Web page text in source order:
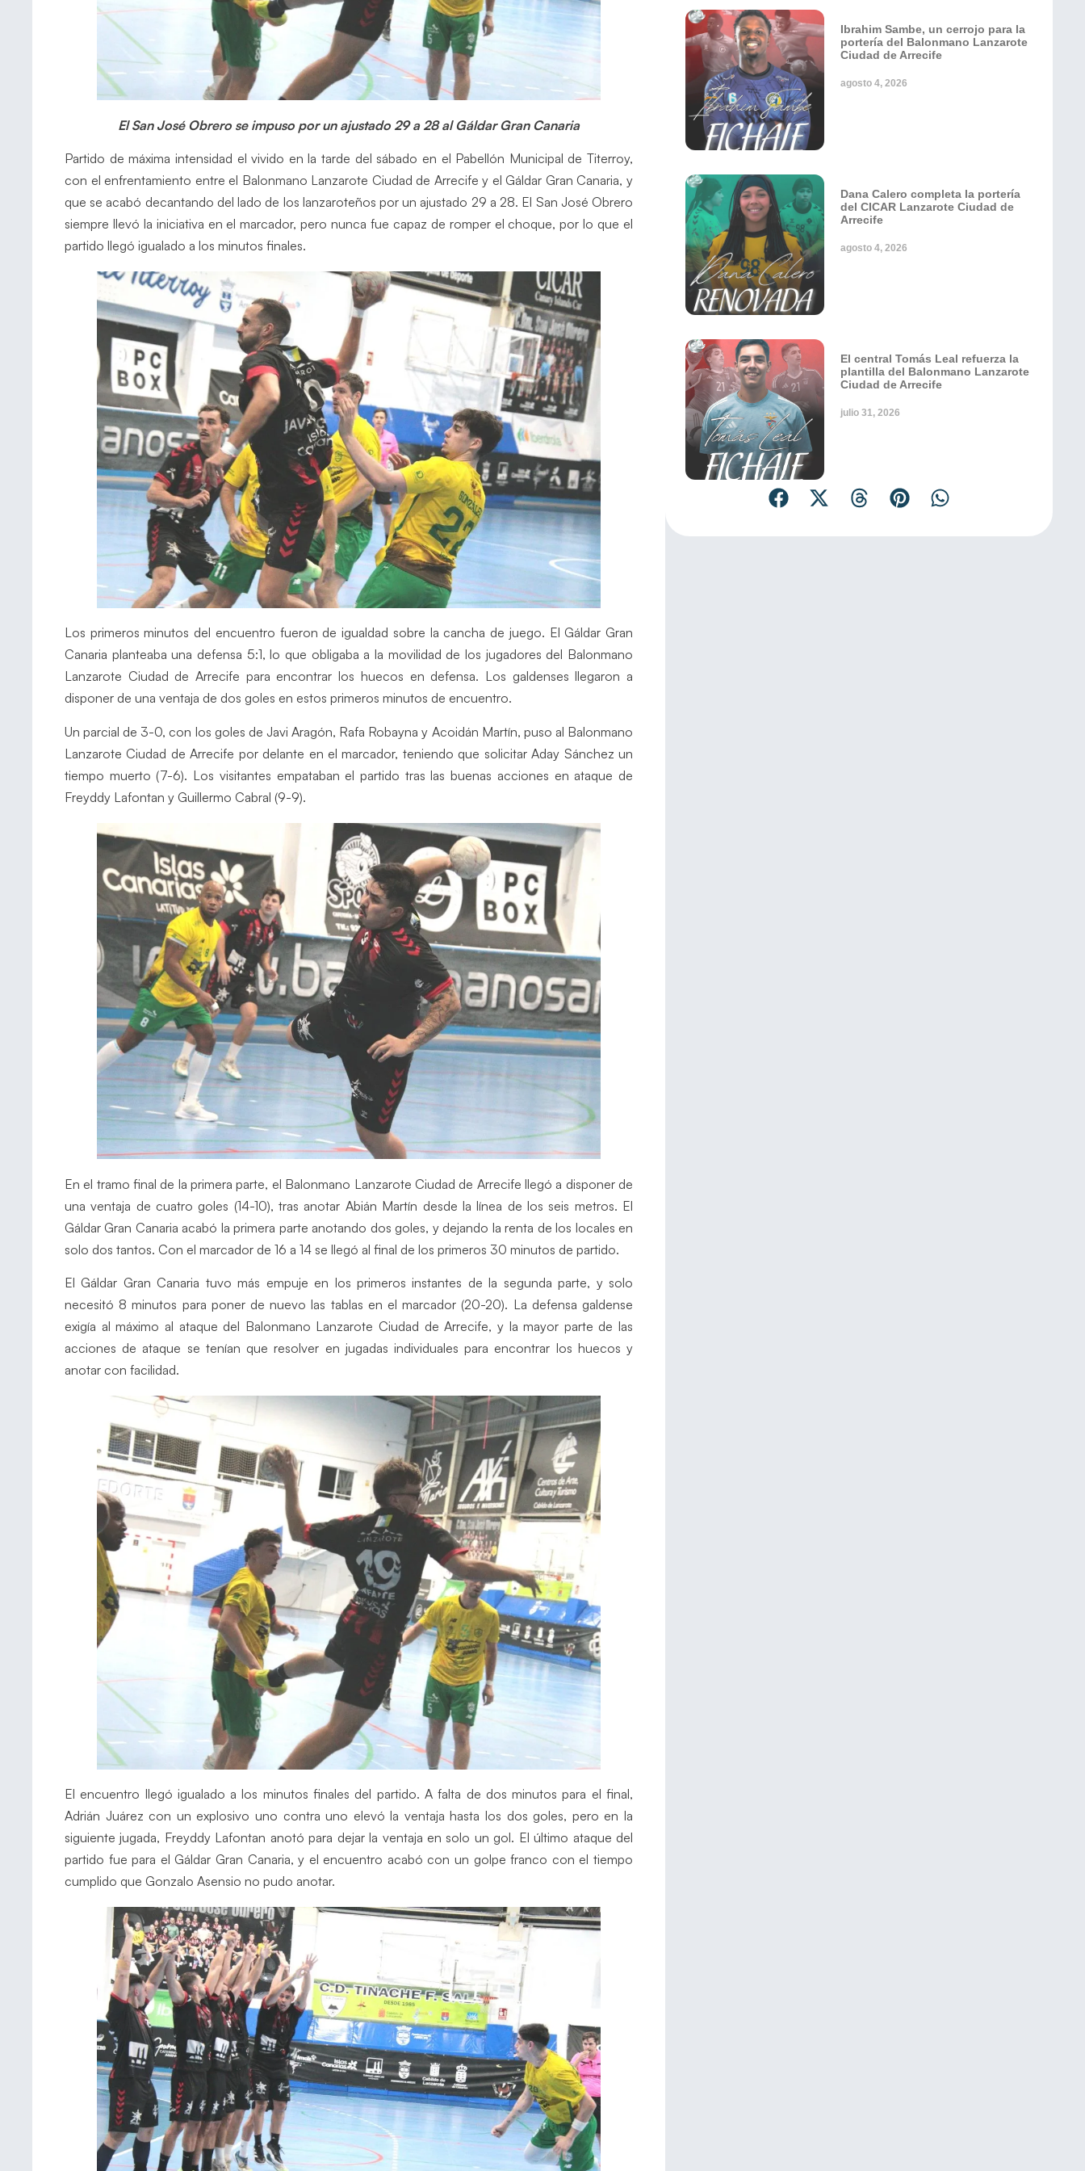
El San José Obrero se impuso por un ajustado 29 a 28 al Gáldar Gran Canaria
Partido de máxima intensidad el vivido en la tarde del sábado en el Pabellón Municipal de Titerroy,
con el enfrentamiento entre el Balonmano Lanzarote Ciudad de Arrecife y el Gáldar Gran Canaria, y
que se acabó decantando del lado de los lanzaroteños por un ajustado 29 a 28. El San José Obrero
siempre llevó la iniciativa en el marcador, pero nunca fue capaz de romper el choque, por lo que el
partido llegó igualado a los minutos finales.
Los primeros minutos del encuentro fueron de igualdad sobre la cancha de juego. El Gáldar Gran
Canaria planteaba una defensa 5:1, lo que obligaba a la movilidad de los jugadores del Balonmano
Lanzarote Ciudad de Arrecife para encontrar los huecos en defensa. Los galdenses llegaron a
disponer de una ventaja de dos goles en estos primeros minutos de encuentro.
Un parcial de 3-0, con los goles de Javi Aragón, Rafa Robayna y Acoidán Martín, puso al Balonmano
Lanzarote Ciudad de Arrecife por delante en el marcador, teniendo que solicitar Aday Sánchez un
tiempo muerto (7-6). Los visitantes empataban el partido tras las buenas acciones en ataque de
Freyddy Lafontan y Guillermo Cabral (9-9).
En el tramo final de la primera parte, el Balonmano Lanzarote Ciudad de Arrecife llegó a disponer de
una ventaja de cuatro goles (14-10), tras anotar Abián Martín desde la línea de los seis metros. El
Gáldar Gran Canaria acabó la primera parte anotando dos goles, y dejando la renta de los locales en
solo dos tantos. Con el marcador de 16 a 14 se llegó al final de los primeros 30 minutos de partido.
El Gáldar Gran Canaria tuvo más empuje en los primeros instantes de la segunda parte, y solo
necesitó 8 minutos para poner de nuevo las tablas en el marcador (20-20). La defensa galdense
exigía al máximo al ataque del Balonmano Lanzarote Ciudad de Arrecife, y la mayor parte de las
acciones de ataque se tenían que resolver en jugadas individuales para encontrar los huecos y
anotar con facilidad.
El encuentro llegó igualado a los minutos finales del partido. A falta de dos minutos para el final,
Adrián Juárez con un explosivo uno contra uno elevó la ventaja hasta los dos goles, pero en la
siguiente jugada, Freyddy Lafontan anotó para dejar la ventaja en solo un gol. El último ataque del
partido fue para el Gáldar Gran Canaria, y el encuentro acabó con un golpe franco con el tiempo
cumplido que Gonzalo Asensio no pudo anotar.
Ibrahim Sambe, un cerrojo para la
portería del Balonmano Lanzarote
Ciudad de Arrecife
agosto 4, 2026
Dana Calero completa la portería
del CICAR Lanzarote Ciudad de
Arrecife
agosto 4, 2026
El central Tomás Leal refuerza la
plantilla del Balonmano Lanzarote
Ciudad de Arrecife
julio 31, 2026